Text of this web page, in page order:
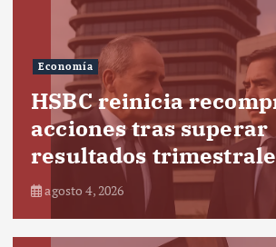
Economía
HSBC reinicia
acciones tras superar
resultados
agosto 4, 2026